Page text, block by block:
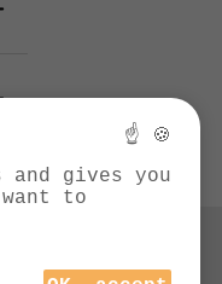
☝ 🍪
gives you
to